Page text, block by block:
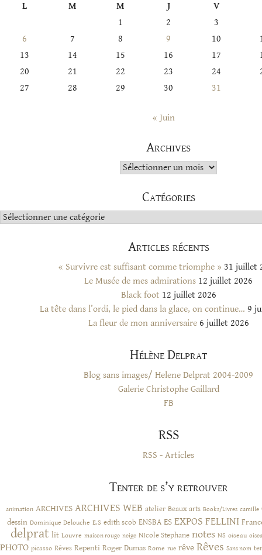
L
M M J
V
1
2
3
6
7 8 9 10
13
14 15 16 17
20
21 22 23 24
27
28 29 30 31
« Juin
Archives
Archives
Catégories
Catégories
Articles récents
« Survivre est suffisant comme triomphe » 31 juillet
Le Musée de mes admirations 12 juillet 2026
Black foot 12 juillet 2026
La tête dans l’ordi, le pied dans la glace, on continue… 9
La fleur de mon anniversaire 6 juillet 2026
Hélène Delprat
Blog sans images/ Helene Delprat 2004-2009
Galerie Christophe Gaillard
FB
RSS
RSS - Articles
Tenter de s’y retrouver
animation ARCHIVES ARCHIVES WEB atelier Beaux arts Books/Livres camille
dessin Dominique Delouche E.S edith scob ENSBA ES EXPOS FELLINI
delprat lit Louvre maison rouge neige NIcole Stephane notes NS oiseau
PHOTO picasso Rêves Repenti Roger Dumas Rome rue rêve Rêves Sans nom